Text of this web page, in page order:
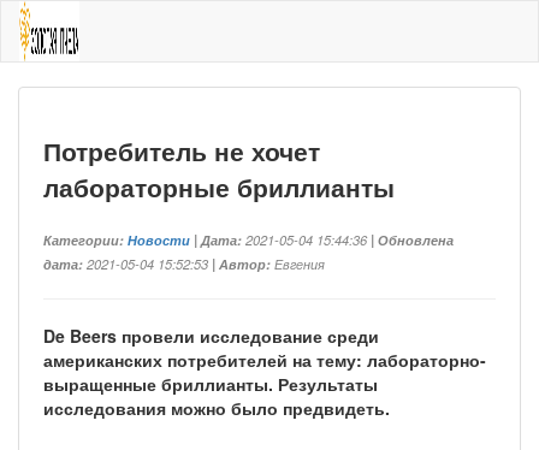
Потребитель не хочет
лабораторные бриллианты
Категории:Новости | Дата:2021-05-04 15:44:36| Обновлена
дата:2021-05-04 15:52:53 | Автор:Евгения
De Beers провели исследование среди
американских потребителей на тему: лабораторно-
выращенные бриллианты. Результаты
исследования можно было предвидеть.